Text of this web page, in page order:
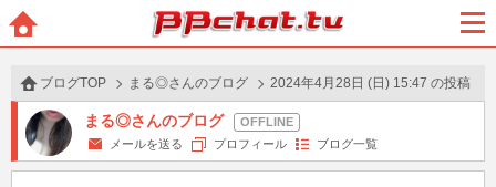
BBchatTV
ュー
ブログTOP まる◎さんのブログ 2024年4月28日 (日) 15:47 の投稿
まる◎さんのブログ
メールを送る プロフィール ブログ一覧